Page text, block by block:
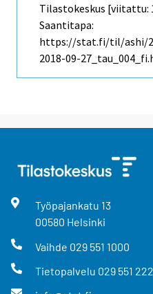
Tilastokeskus [viitattu:
Saantitapa:
https://stat.fi/til/ashi/
2018-09-
Työpajankatu 13
00580 Helsinki
Vaihde 029 551 1000
Tietopalvelu 029 551